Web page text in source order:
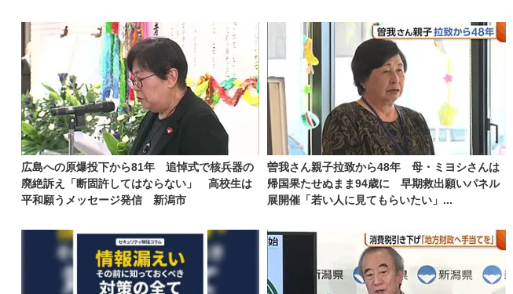
広島への原爆投下から81年 追悼式で核兵器の
廃絶訴え「断固許してはならない」 高校生は
平和願うメッセージ発信 新潟市
曽我さん親子拉致から48年 母・ミヨシさんは
帰国果たせぬまま94歳に 早期救出願いパネル
展開催「若い人に見てもらいたい」...